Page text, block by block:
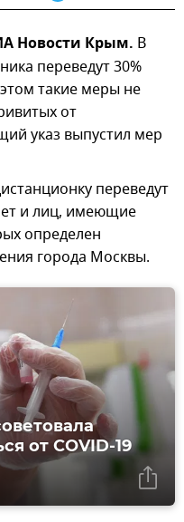
Новости Крым. В
переведут 30%
такие меры не
от
указ выпустил мер
переведут
и лиц, имеющие
определен
города Москвы.
от COVID-19